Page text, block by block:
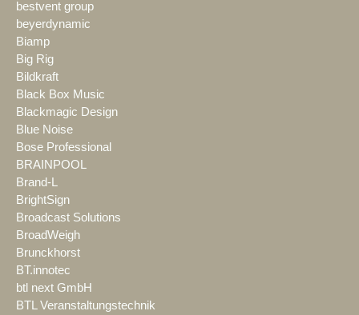
bestvent group
beyerdynamic
Biamp
Big Rig
Bildkraft
Black Box Music
Blackmagic Design
Blue Noise
Bose Professional
BRAINPOOL
Brand-L
BrightSign
Broadcast Solutions
BroadWeigh
Brunckhorst
BT.innotec
btl next GmbH
BTL Veranstaltungstechnik